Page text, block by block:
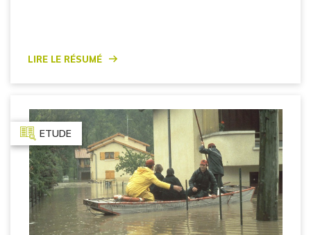
Lire le résumé
ETUDE